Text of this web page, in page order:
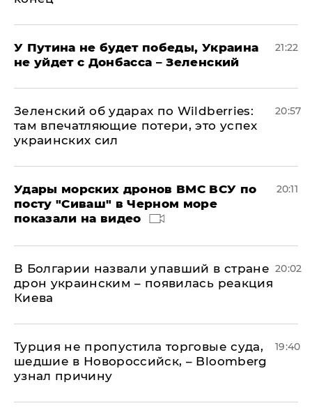
У Путина не будет победы, Украина
не уйдет с Донбасса – Зеленский
21:22
Зеленский об ударах по Wildberries:
там впечатляющие потери, это успех
украинских сил
20:57
Удары морских дронов ВМС ВСУ по
посту "Сиваш" в Черном море
показали на видео
20:11
В Болгарии назвали упавший в стране
дрон украинским – появилась реакция
Киева
20:02
Турция не пропустила торговые суда,
шедшие в Новороссийск, – Bloomberg
узнал причину
19:40